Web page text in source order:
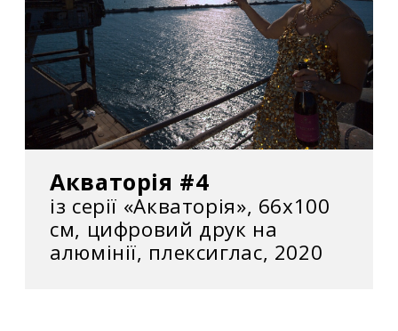
Акваторія #4
із серії «Акваторія», 66х100
см, цифровий друк на
алюмінії, плексиглас, 2020